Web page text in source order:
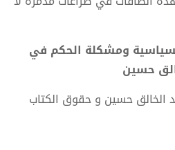
ومشكلة الحكم في
الخالق حسين و حقوق الكتاب